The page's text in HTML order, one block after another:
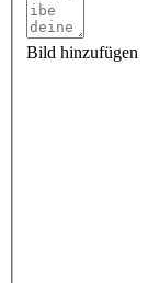
Bild hinzufügen